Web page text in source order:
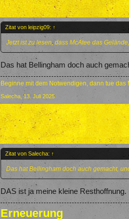
Zitat von leipzig09: ↑
Jetzt ist zu lesen, dass McAtee das
Das hat Bellingham doch auch
Beginne mit dem Notwendigen, dann tue
Salecha 13. Juli 2025
Zitat von Salecha: ↑
Das hat Bellingham doch auch gemacht,
DAS ist ja meine kleine Resthoffnung.
Erneuerung